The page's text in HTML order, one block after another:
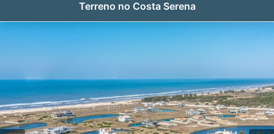
Terreno no Costa Serena